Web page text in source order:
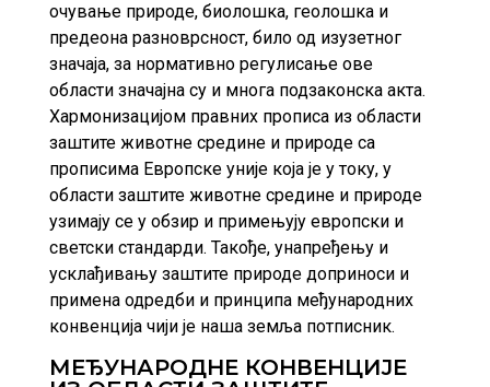
очување природе, биолошка, геолошка и
предеона разноврсност, било од изузетног
значаја, за нормативно регулисање ове
области значајна су и многа подзаконска акта.
Хармонизацијом правних прописа из области
заштите животне средине и природе са
прописима Европске уније која је у току, у
области заштите животне средине и природе
узимају се у обзир и примењују европски и
светски стандарди. Такође, унапређењу и
усклађивању заштите природе доприноси и
примена одредби и принципа међународних
конвенција чији је наша земља потписник.
МЕЂУНАРОДНЕ КОНВЕНЦИЈЕ